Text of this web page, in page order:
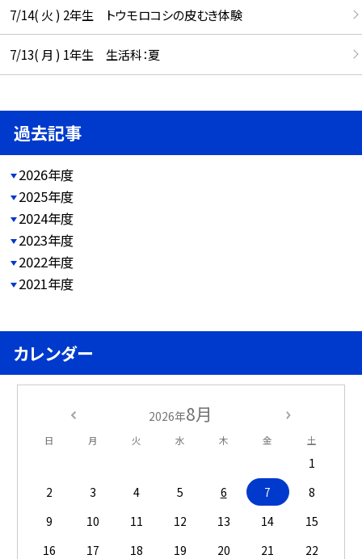
7/14( 火 ) 2年生 トウモロコシの皮むき体験
7/13( 月 ) 1年生 生活科：夏
過去記事
2026年度
2025年度
2024年度
2023年度
2022年度
2021年度
カレンダー
2026年8月
日 月 火 水 木 金 土
1
2
3 4 5 6 7
8
9
10 11 12 13 14
15
16
17 18 19 20 21
22